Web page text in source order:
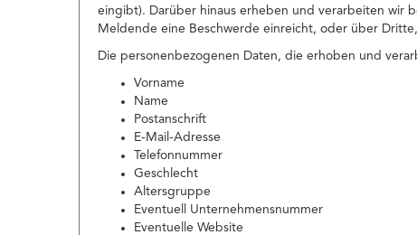
eingibt). Darüber hinaus erheben und verarbeiten wir
Meldende eine Beschwerde einreicht, oder über
Die personenbezogenen Daten, die erhoben und
Vorname
Name
Postanschrift
E-Mail-Adresse
Telefonnummer
Geschlecht
Altersgruppe
Eventuell Unternehmensnummer
Eventuelle Website